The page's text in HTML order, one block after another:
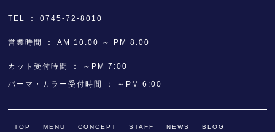
TEL 0745-72-8010
営業時間 AM 10:00 ～ PM 8:00
カット受付時間 ～PM 7:00
パーマ・カラー受付時間 ～PM 6:00
TOP MENU CONCEPT STAFF NEWS BLOG